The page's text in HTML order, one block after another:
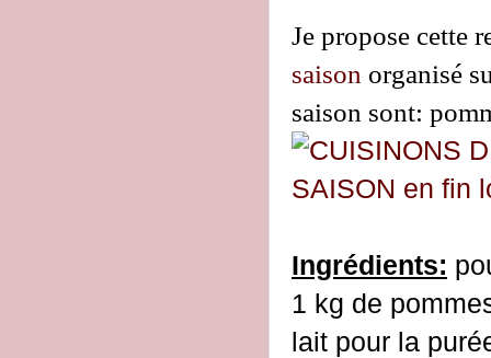
Je propose cette
saison organisé
saison sont:
Ingrédients:
1 kg de
lait pour la